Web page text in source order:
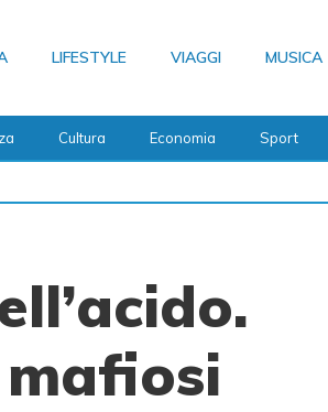
LIFESTYLE VIAGGI MUSICA
Cultura Economia Sport